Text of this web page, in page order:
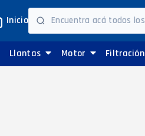
Inicio
Llantas Motor Filtración